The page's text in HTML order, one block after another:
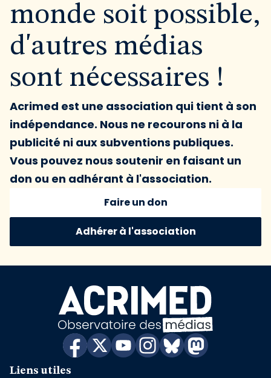
monde soit possible,
d'autres médias
sont nécessaires !
Acrimed est une association qui tient à son
indépendance. Nous ne recourons ni à la
publicité ni aux subventions publiques.
Vous pouvez nous soutenir en faisant un
don ou en adhérant à l'association.
Faire un don
Adhérer à l'association
Liens utiles